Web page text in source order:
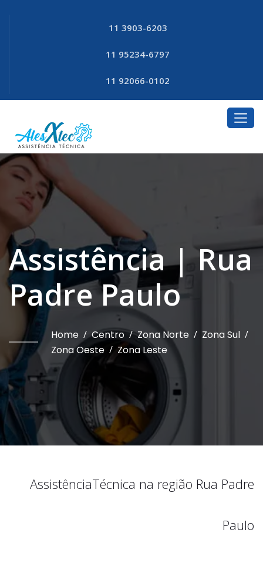
11 3903-6203
11 95234-6797
11 92066-0102
Assistência | Rua
Padre Paulo
Home / Centro / Zona Norte / Zona Sul /
Zona Oeste / Zona Leste
AssistênciaTécnica na região Rua Padre
Paulo